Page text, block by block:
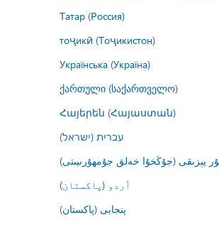
Татар (Россия)
тоҷикӣ (Тоҷикистон)
Українська (Україна)
ქართული (საქართველო)
Հայերեն (Հայաստան)
עברית (ישראל)
يېزىقى (جۇڭخۇا خەلق جۇمھۇرىيىتى)
اُردو (پاکستان)
پنجابی (پاکستان)